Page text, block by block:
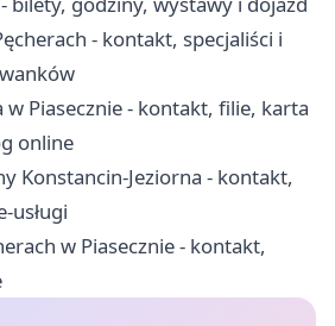
- kontakt, specjaliści i
w Piasecznie - kontakt, filie, karta
online
Konstancin-Jeziorna - kontakt,
usługi
w Piasecznie - kontakt,